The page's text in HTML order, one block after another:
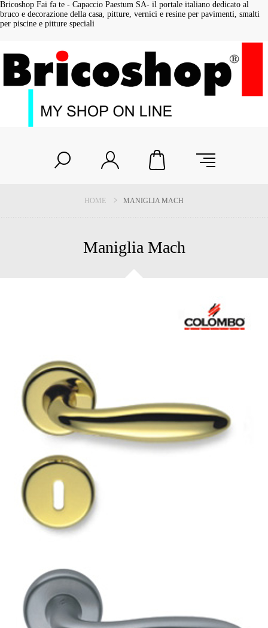
Bricoshop Fai fa te - Capaccio Paestum SA- il portale italiano dedicato al
bruco e decorazione della casa, pitture, vernici e resine per pavimenti, smalti
per piscine e pitture speciali
HOME MANIGLIA MACH
Maniglia Mach